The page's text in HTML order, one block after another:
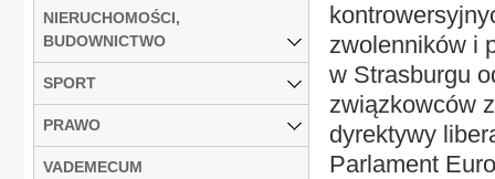
zwolenników i
w Strasburgu
związkowców
dyrektywy
Parlament
NIERUCHOMOŚCI,
BUDOWNICTWO
SPORT
PRAWO
VADEMECUM